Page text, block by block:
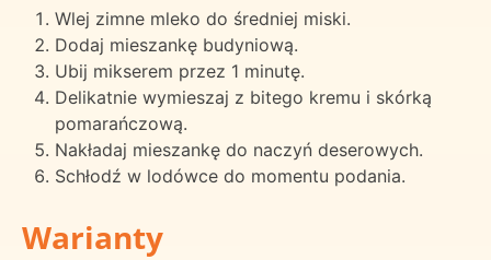
Wlej zimne mleko do średniej miski.
Dodaj mieszankę budyniową.
Ubij mikserem przez 1 minutę.
Delikatnie wymieszaj z bitego kremu i skórką
pomarańczową.
Nakładaj mieszankę do naczyń deserowych.
Schłodź w lodówce do momentu podania.
Warianty